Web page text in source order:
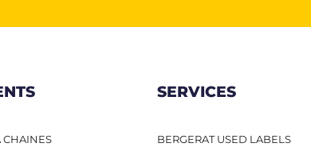
CHAINES
SERVICES
BERGERAT USED LABELS